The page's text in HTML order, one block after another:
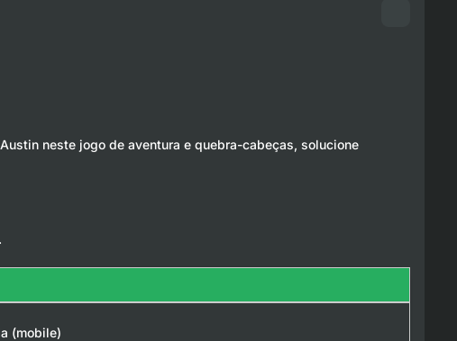
neste jogo de aventura e quebra-cabeças, solucione
(mobile)